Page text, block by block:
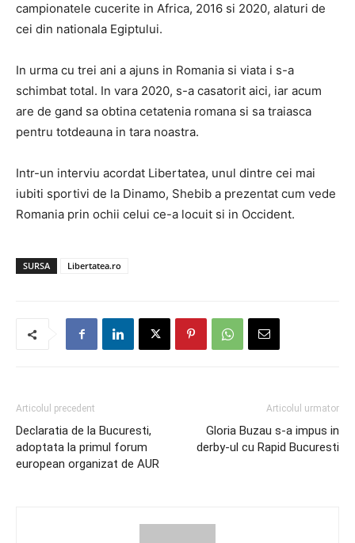
campionatele cucerite in Africa, 2016 si 2020, alaturi de
cei din nationala Egiptului.
In urma cu trei ani a ajuns in Romania si viata i s-a
schimbat total. In vara 2020, s-a casatorit aici, iar acum
are de gand sa obtina cetatenia romana si sa traiasca
pentru totdeauna in tara noastra.
Intr-un interviu acordat Libertatea, unul dintre cei mai
iubiti sportivi de la Dinamo, Shebib a prezentat cum vede
Romania prin ochii celui ce-a locuit si in Occident.
SURSA Libertatea.ro
Articolul precedent
Declaratia de la Bucuresti,
adoptata la primul forum
european organizat de AUR
Articolul urmator
Gloria Buzau s-a impus in
derby-ul cu Rapid Bucuresti